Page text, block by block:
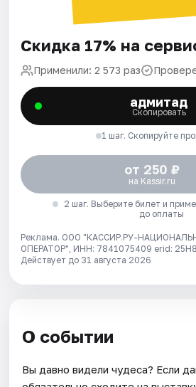
Скидка 17% на
Применили: 2 573 раз
адмитад
Скопировать
1 шаг. Скопируйте
от 250 ₽
на Kassir.ru
2 шаг. Выберите билет и
до оплаты
Реклама. ООО "КАССИР.РУ-
ОПЕРАТОР", ИНН: 7841075409 erid:
Действует до 31 августа 2026
О событии
Вы давно видели чудеса? Если